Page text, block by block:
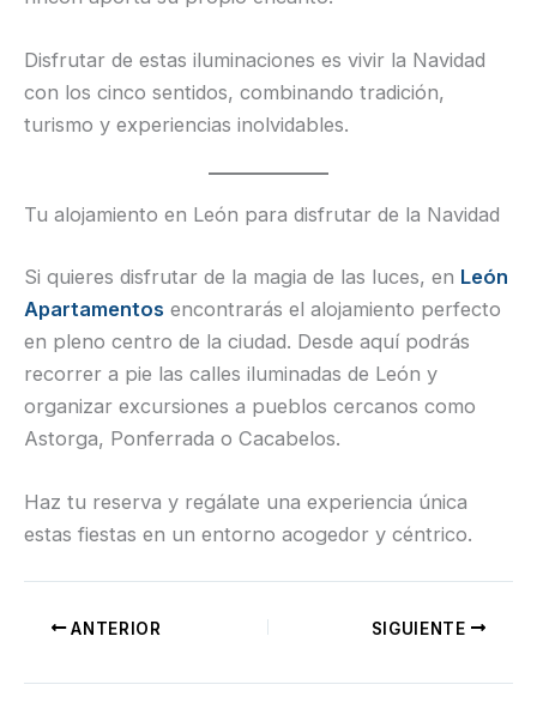
Disfrutar de estas iluminaciones es vivir la Navidad
con los cinco sentidos, combinando tradición,
turismo y experiencias inolvidables.
Tu alojamiento en León para disfrutar de la Navidad
Si quieres disfrutar de la magia de las luces, en León
Apartamentos encontrarás el alojamiento perfecto
en pleno centro de la ciudad. Desde aquí podrás
recorrer a pie las calles iluminadas de León y
organizar excursiones a pueblos cercanos como
Astorga, Ponferrada o Cacabelos.
Haz tu reserva y regálate una experiencia única
estas fiestas en un entorno acogedor y céntrico.
ANTERIOR SIGUIENTE